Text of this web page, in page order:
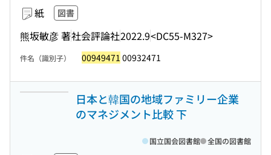
紙 図書
熊坂敏彦 著社会評論社2022.9<DC55-M327>
件名（識別子） 00949471 00932471
日本と韓国の地域ファミリー企業
のマネジメント比較 下
国立国会図書館 全国の図書館